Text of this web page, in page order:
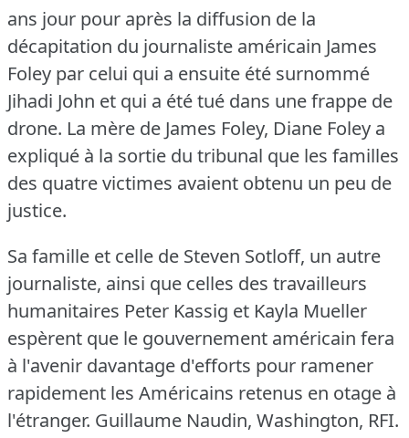
ans jour pour après la diffusion de la
décapitation du journaliste américain James
Foley par celui qui a ensuite été surnommé
Jihadi John et qui a été tué dans une frappe de
drone. La mère de James Foley, Diane Foley a
expliqué à la sortie du tribunal que les familles
des quatre victimes avaient obtenu un peu de
justice.
Sa famille et celle de Steven Sotloff, un autre
journaliste, ainsi que celles des travailleurs
humanitaires Peter Kassig et Kayla Mueller
espèrent que le gouvernement américain fera
à l'avenir davantage d'efforts pour ramener
rapidement les Américains retenus en otage à
l'étranger. Guillaume Naudin, Washington, RFI.